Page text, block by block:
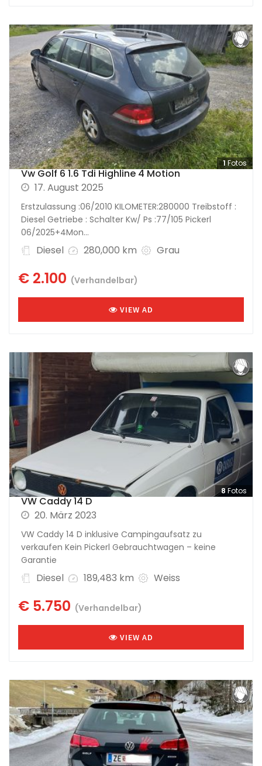
1Fotos
Vw Golf 6 1.6 Tdi Highline 4 Motion
17. August 2025
Erstzulassung :06/2010 KILOMETER:280000 Treibstoff :
Diesel Getriebe : Schalter Kw/ Ps :77/105 Pickerl
06/2025+4Mon...
Diesel 280,000 km Grau
€ 2.100 (Verhandelbar)
VIEW AD
8Fotos
VW Caddy 14 D
20. März 2023
VW Caddy 14 D inklusive Campingaufsatz zu
verkaufen Kein Pickerl Gebrauchtwagen – keine
Garantie
Diesel 189,483 km Weiss
€ 5.750 (Verhandelbar)
VIEW AD